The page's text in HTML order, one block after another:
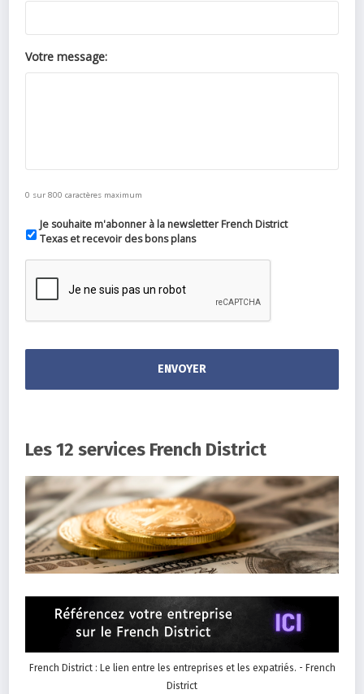
Votre message:
0 sur 800 caractères maximum
Je souhaite m'abonner à la newsletter French District
Texas et recevoir des bons plans
Les 12 services French District
French District : Le lien entre les entreprises et les expatriés. - French
District